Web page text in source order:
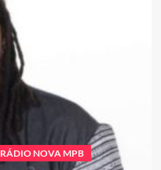
RÁDIO NOVA MPB